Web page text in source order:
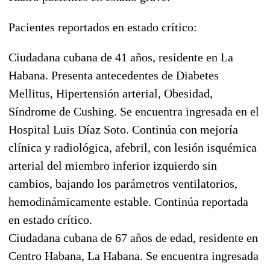
Pacientes reportados en estado crítico:
Ciudadana cubana de 41 años, residente en La
Habana. Presenta antecedentes de Diabetes
Mellitus, Hipertensión arterial, Obesidad,
Síndrome de Cushing. Se encuentra ingresada en el
Hospital Luis Díaz Soto. Continúa con mejoría
clínica y radiológica, afebril, con lesión isquémica
arterial del miembro inferior izquierdo sin
cambios, bajando los parámetros ventilatorios,
hemodinámicamente estable. Continúa reportada
en estado crítico.
Ciudadana cubana de 67 años de edad, residente en
Centro Habana, La Habana. Se encuentra ingresada